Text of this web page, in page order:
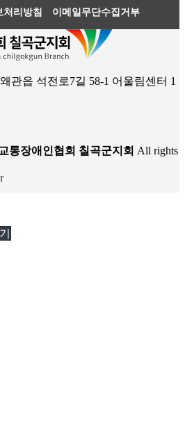
처리방침 이메일무단수집거부
관읍 석전로7길 58-1 어울림센터 1
통장애인협회 칠곡군지회 All rights